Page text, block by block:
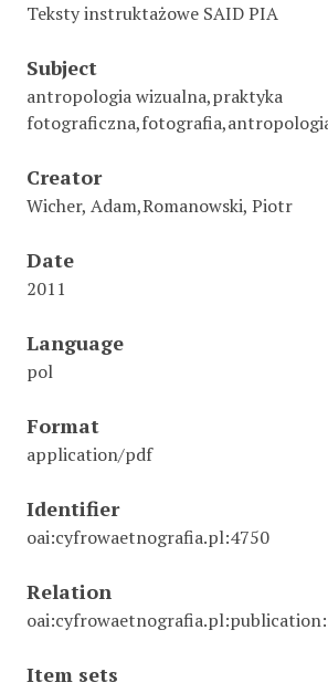
Teksty instruktażowe SAID PIA
Subject
antropologia wizualna,praktyka
Creator
Wicher, Adam,Romanowski, Piotr
Date
2011
Language
pol
Format
application/pdf
Identifier
oai:cyfrowaetnografia.pl:4750
Relation
Item sets